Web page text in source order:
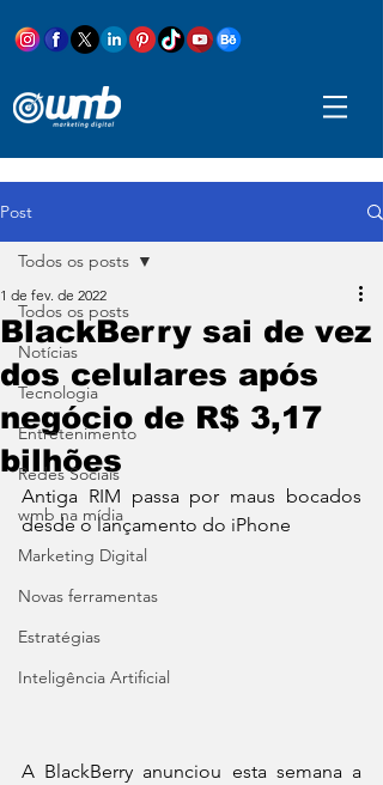
Post
Todos os posts
Notícias
Tecnologia
Entretenimento
Redes Sociais
wmb na mídia
Marketing Digital
Novas ferramentas
Estratégias
Inteligência Artificial
Todos os posts
BlackBerry sai de vez
dos celulares após
negócio de R$ 3,17
bilhões
1 de fev. de 2022
Antiga RIM passa por maus bocados
desde o lançamento do iPhone
A BlackBerry anunciou esta semana a